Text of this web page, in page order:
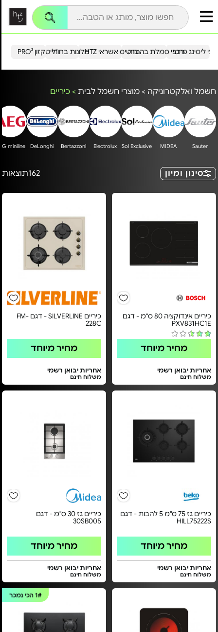
הייטקזון PRO²מלונות בחו"ל כרטיס אשראי HTZ ליסינג פרטירכבי סמלת בהנחה
חשמל ואלקטרוניקה > מוצרי חשמל לבית > כיריים
Sauter
MIDEA
Sol Exclusive
Electrolux
Bertazzoni
DeLonghi
miniline
סינון ומיון 162תוצאות
כיריים אינדוקציה 80 ס"מ - דגם
PXV831HC1E
מחיר מיוחד
אחריות יבואן רשמי
משלוח חינם
כיריים SILVERLINE - דגם FM-
228C
מחיר מיוחד
אחריות יבואן רשמי
משלוח חינם
כיריים גז 75 ס"מ 5 להבות - דגם
HILL75222S
מחיר מיוחד
אחריות יבואן רשמי
משלוח חינם
כיריים גז 30 ס"מ - דגם
30SB005
מחיר מיוחד
אחריות יבואן רשמי
משלוח חינם
1#הכי נמכר